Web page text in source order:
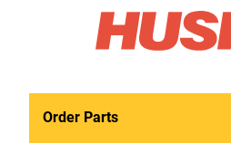
Order Parts